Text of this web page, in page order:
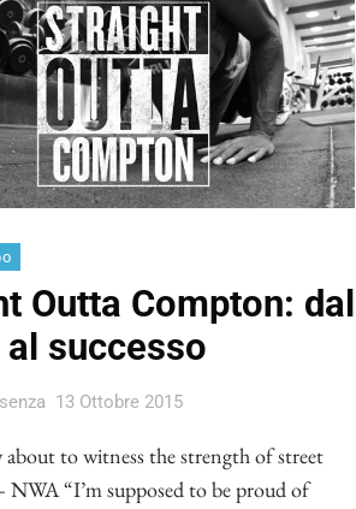
Outta Compton: dal
successo
13 Ottobre 2015
about to witness the strength of street
NWA “I’m supposed to be proud of